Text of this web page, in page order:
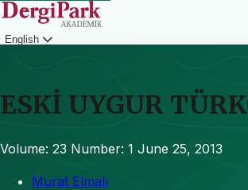
English
ESKİ UYGUR
Volume: 23 Number: 1 June 25, 2013
Murat Elmalı